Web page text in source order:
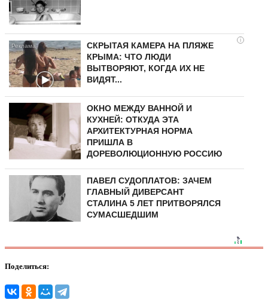
i
СКРЫТАЯ КАМЕРА НА ПЛЯЖЕ
КРЫМА: ЧТО ЛЮДИ
ВЫТВОРЯЮТ, КОГДА ИХ НЕ
ВИДЯТ...
ОКНО МЕЖДУ ВАННОЙ И
КУХНЕЙ: ОТКУДА ЭТА
АРХИТЕКТУРНАЯ НОРМА
ПРИШЛА В
ДОРЕВОЛЮЦИОННУЮ РОССИЮ
ПАВЕЛ СУДОПЛАТОВ: ЗАЧЕМ
ГЛАВНЫЙ ДИВЕРСАНТ
СТАЛИНА 5 ЛЕТ ПРИТВОРЯЛСЯ
СУМАСШЕДШИМ
Поделиться: